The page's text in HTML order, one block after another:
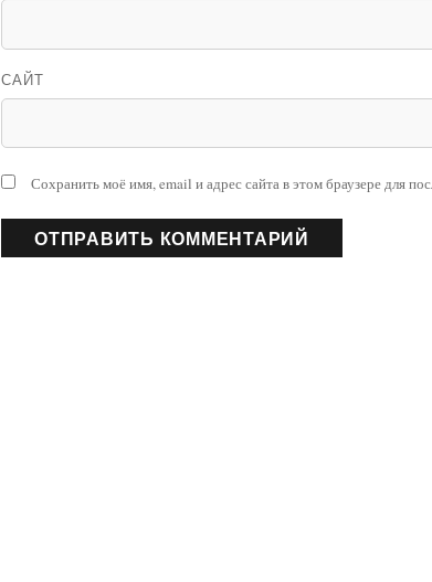
САЙТ
Сохранить моё имя, email и адрес сайта в этом браузере для